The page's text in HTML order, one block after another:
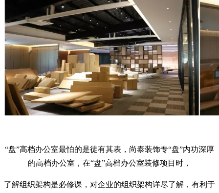
“盘”高档办公室最怕的是徒有其表，尚泰装饰专“盘”内功深厚
的高档办公室，在“盘”高档办公室装修项目时，
了解组织架构是必修课，对企业的组织架构详尽了解，有利于